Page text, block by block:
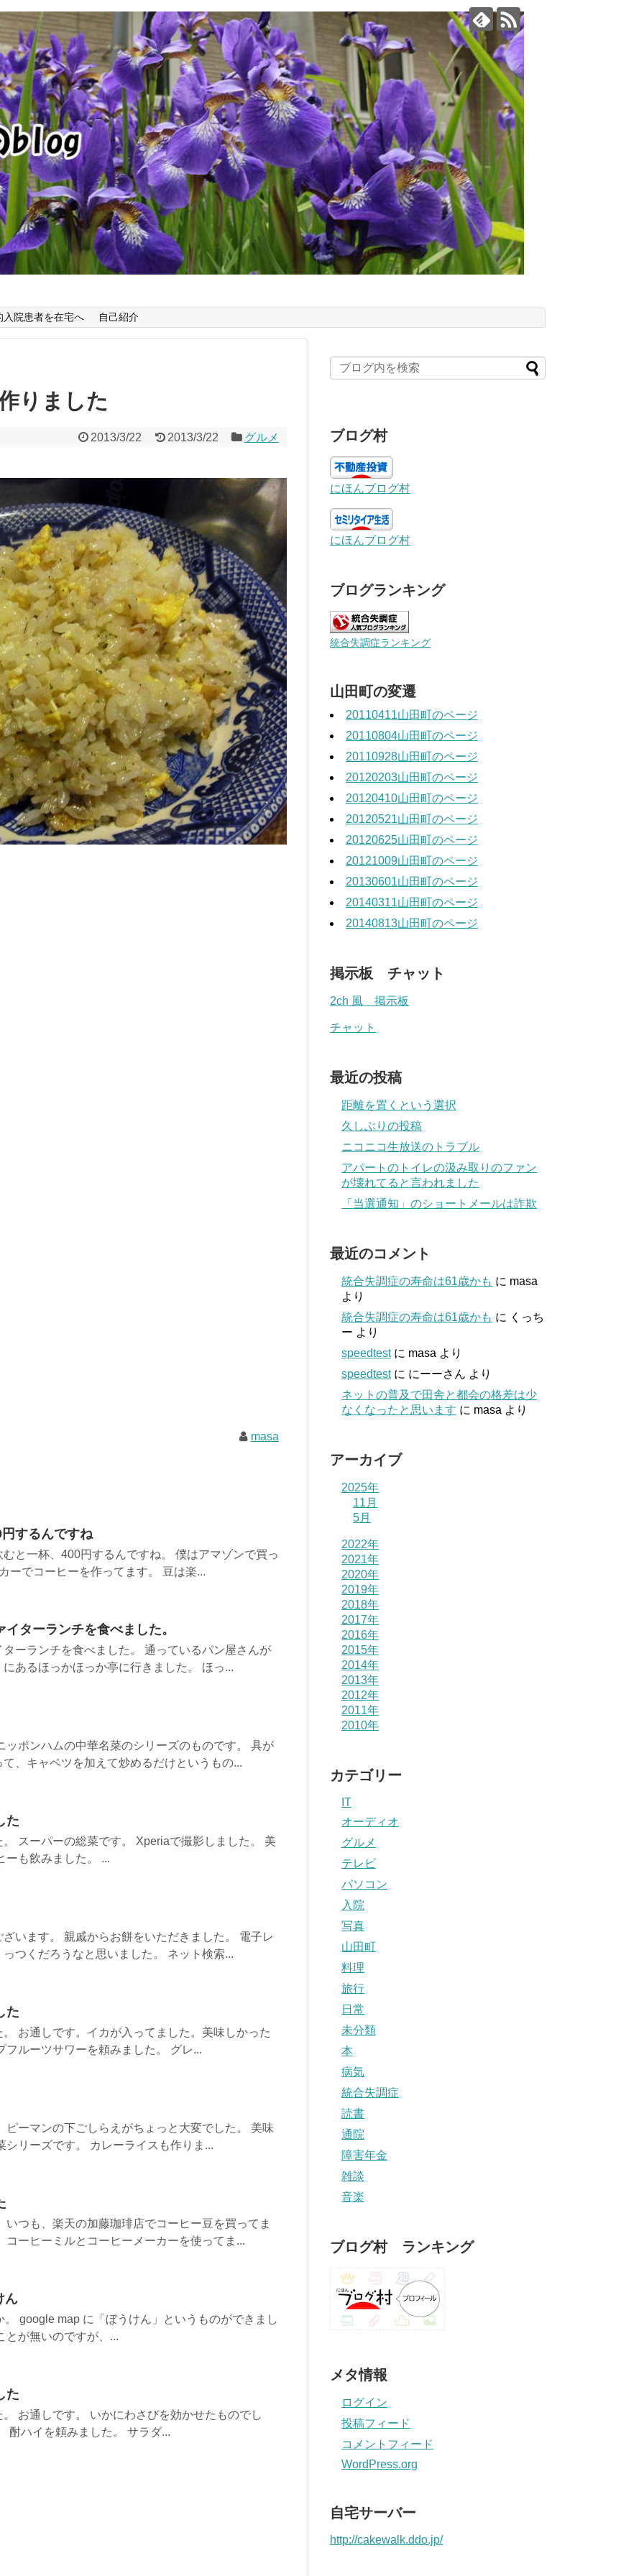
入院患者を在宅へ 自己紹介
りました
2013/3/22 2013/3/22 グルメ
masa
するんですね
と一杯、400円するんですね。 僕はアマゾンで買っ
ーでコーヒーを作ってます。 豆は楽...
ターランチを食べました。
ーランチを食べました。 通っているパン屋さんが
あるほっかほっか亭に行きました。 ほっ...
ッポンハムの中華名菜のシリーズのものです。 具が
、キャベツを加えて炒めるだけというもの...
た
スーパーの総菜です。 Xperiaで撮影しました。 美
ーも飲みました。 ...
います。 親戚からお餅をいただきました。 電子レ
つくだろうなと思いました。 ネット検索...
た
お通しです。イカが入ってました。美味しかった
フルーツサワーを頼みました。 グレ...
ピーマンの下ごしらえがちょっと大変でした。 美味
シリーズです。 カレーライスも作りま...
いつも、楽天の加藤珈琲店でコーヒー豆を買ってま
コーヒーミルとコーヒーメーカーを使ってま...
ん
google map に「ぼうけん」というものができまし
とが無いのですが、...
た
お通しです。 いかにわさびを効かせたものでし
酎ハイを頼みました。 サラダ...
ブログ村
にほんブログ村
にほんブログ村
ブログランキング
統合失調症ランキング
山田町の変遷
20110411山田町のページ
20110804山田町のページ
20110928山田町のページ
20120203山田町のページ
20120410山田町のページ
20120521山田町のページ
20120625山田町のページ
20121009山田町のページ
20130601山田町のページ
20140311山田町のページ
20140813山田町のページ
掲示板 チャット
2ch 風 掲示板
チャット
最近の投稿
距離を置くという選択
久しぶりの投稿
ニコニコ生放送のトラブル
アパートのトイレの汲み取りのファン
が壊れてると言われました
「当選通知」のショートメールは詐欺
最近のコメント
統合失調症の寿命は61歳かも に masa
より
統合失調症の寿命は61歳かも に くっち
ー より
speedtestに masa より
speedtestに にーーさん より
ネットの普及で田舎と都会の格差は少
なくなったと思います に masa より
アーカイブ
2025年
11月
5月
2022年
2021年
2020年
2019年
2018年
2017年
2016年
2015年
2014年
2013年
2012年
2011年
2010年
カテゴリー
IT
オーディオ
グルメ
テレビ
パソコン
入院
写真
山田町
料理
旅行
日常
未分類
本
病気
統合失調症
読書
通院
障害年金
雑談
音楽
ブログ村 ランキング
メタ情報
ログイン
投稿フィード
コメントフィード
WordPress.org
自宅サーバー
http://cakewalk.ddo.jp/